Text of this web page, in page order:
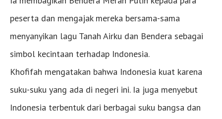
peserta dan mengajak mereka bersama-sama
menyanyikan lagu Tanah Airku dan Bendera sebagai
simbol kecintaan terhadap Indonesia.
Khofifah mengatakan bahwa Indonesia kuat karena
suku-suku yang ada di negeri ini. Ia juga menyebut
Indonesia terbentuk dari berbagai suku bangsa dan